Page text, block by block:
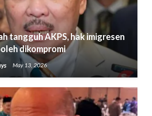
tangguh AKPS, hak imigresen
dikompromi
May 13, 2026